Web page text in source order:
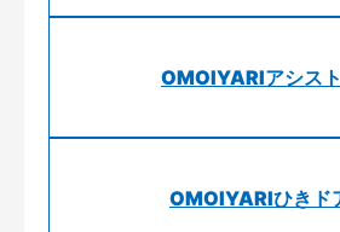
OMOIYARIアシス
OMOIYARIひきド